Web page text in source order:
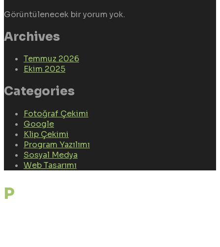
Görüntülenecek bir yorum yok.
Archives
Temmuz 2026
Ekim 2025
Categories
Fotoğraf Çekimi
Google
Klip Çekimi
Program Yazılımı
Sosyal Medya
Web Tasarımı